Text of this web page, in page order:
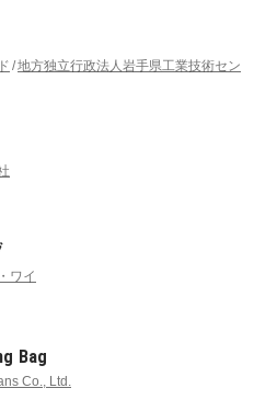
地方独立行政法人岩手県工業技術セン
ワイ
Bag
Co., Ltd.